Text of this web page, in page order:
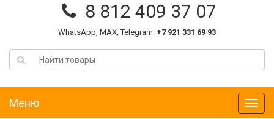
8 812 409 37 07
WhatsApp, MAX, Telegram: +7 921 331 69 93
Меню
Меню